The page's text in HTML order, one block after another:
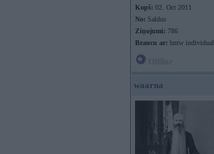
Kopš: 02. Oct 2011
No: Saldus
Ziņojumi: 786
Braucu ar: bmw individual
waarna